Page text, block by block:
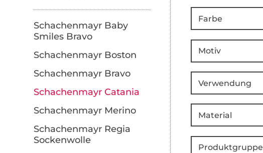
Schachenmayr Baby
Smiles Bravo
Schachenmayr Boston
Schachenmayr Bravo
Schachenmayr Catania
Schachenmayr Merino
Schachenmayr Regia
Sockenwolle
Farbe
Motiv
Verwendung
Material
Produktgruppe